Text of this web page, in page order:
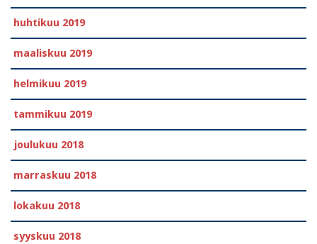
huhtikuu 2019
maaliskuu 2019
helmikuu 2019
tammikuu 2019
joulukuu 2018
marraskuu 2018
lokakuu 2018
syyskuu 2018